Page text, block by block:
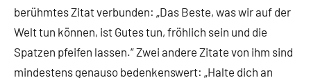
berühmtes Zitat verbunden: „Das Beste, was wir auf der
Welt tun können, ist Gutes tun, fröhlich sein und die
Spatzen pfeifen lassen.“ Zwei andere Zitate von ihm sind
mindestens genauso bedenkenswert: „Halte dich an